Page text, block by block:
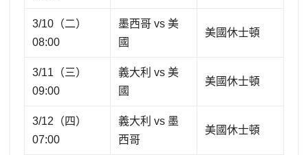
3/10（二）
08:00
墨西哥 vs 美
國
美國休士頓
3/11（三）
09:00
義大利 vs 美
國
美國休士頓
3/12（四）
07:00
義大利 vs 墨
西哥
美國休士頓